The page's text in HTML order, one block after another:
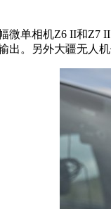
相机Z6 II和Z7 II
出。另外大疆无人